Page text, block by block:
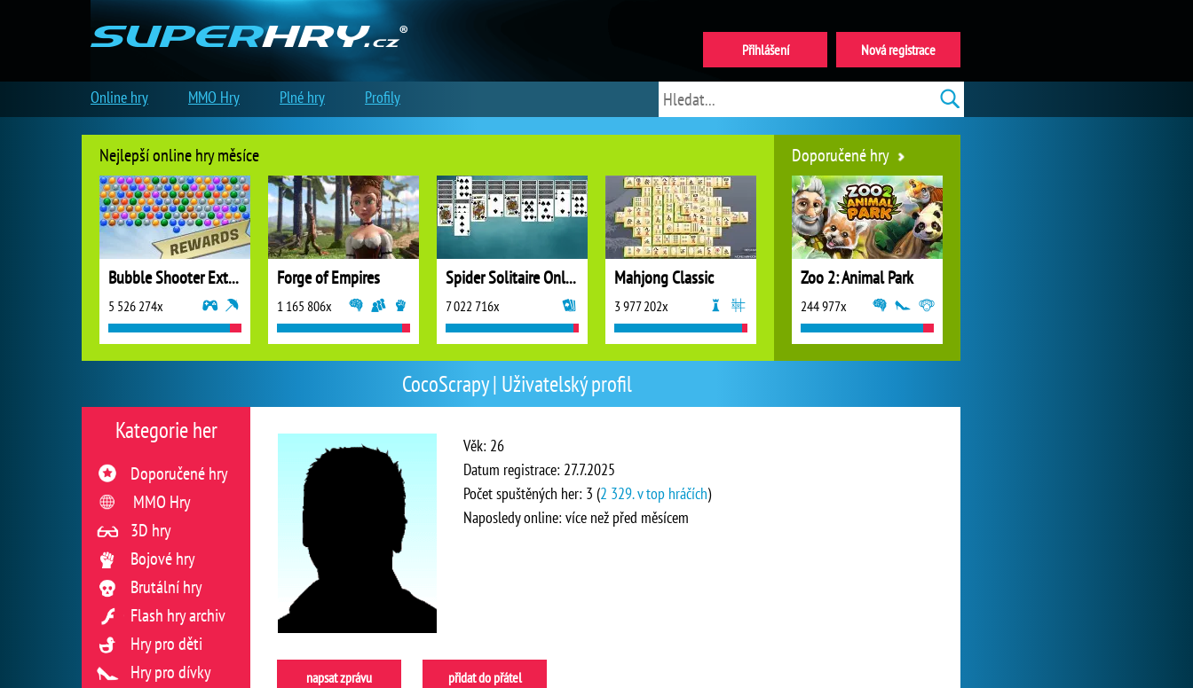
CocoScrapy | Uživatelský profil
Věk: 26
Datum registrace: 27.7.2025
Počet spuštěných her: 3 (2 329. v top hráčích)
Naposledy online: více než před měsícem
napsat zprávu přidat do přátel
Kategorie her
Doporučené hry
MMO Hry
3D hry
Bojové hry
Brutální hry
Flash hry archiv
Hry pro děti
Hry pro dívky
Nejlepší online hry měsíce
Bubble Shooter Extreme
5 526 274x
Forge of Empires
1 165 806x
Spider Solitaire Online
7 022 716x
Mahjong Classic
3 977 202x
Doporučené hry
Zoo 2: Animal Park
244 977x
Nová registrace
Přihlášení
Online hry MMO Hry Plné hry Profily